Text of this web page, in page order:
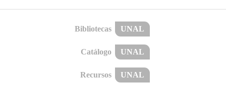
Bibliotecas UNAL
Catálogo UNAL
Recursos UNAL